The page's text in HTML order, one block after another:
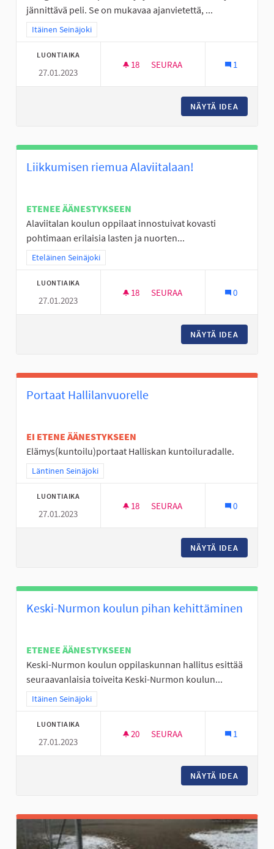
jännittävä peli. Se on mukavaa ajanvietettä, ...
Rajaa tulokset teeman mukaan: Itäinen Seinäjoki
Itäinen Seinäjoki
LUONTIAIKA
27.01.2023
18 18 SEURAAJAA
SEURAA 1
NÄYTÄ IDEA
Liikkumisen riemua Alaviitalaan!
ETENEE ÄÄNESTYKSEEN
Alaviitalan koulun oppilaat innostuivat kovasti
pohtimaan erilaisia lasten ja nuorten...
Rajaa tulokset teeman mukaan: Eteläinen Seinäjoki
Eteläinen Seinäjoki
LUONTIAIKA
27.01.2023
18 18 SEURAAJAA
SEURAA 0
NÄYTÄ IDEA
Portaat Hallilanvuorelle
EI ETENE ÄÄNESTYKSEEN
Elämys(kuntoilu)portaat Halliskan kuntoiluradalle.
Rajaa tulokset teeman mukaan: Läntinen Seinäjoki
Läntinen Seinäjoki
LUONTIAIKA
27.01.2023
18 18 SEURAAJAA
SEURAA 0
NÄYTÄ IDEA
Keski-Nurmon koulun pihan kehittäminen
ETENEE ÄÄNESTYKSEEN
Keski-Nurmon koulun oppilaskunnan hallitus esittää
seuraavanlaisia toiveita Keski-Nurmon koulun...
Rajaa tulokset teeman mukaan: Itäinen Seinäjoki
Itäinen Seinäjoki
LUONTIAIKA
27.01.2023
20 20 SEURAAJAA
SEURAA 1
NÄYTÄ IDEA